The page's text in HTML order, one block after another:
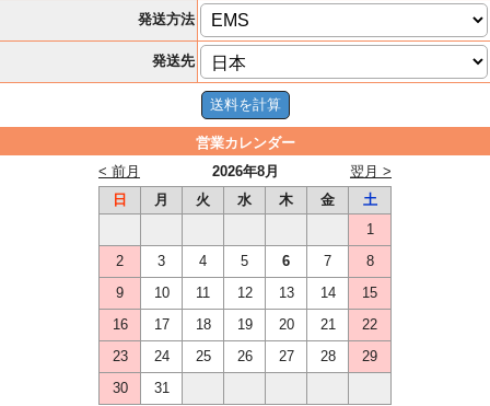
発送方法
発送先
営業カレンダー
2026年8月
< 前月
翌月 >
日
月 火 水 木 金
土
1
2
3 4 5 6 7
8
9
10 11 12 13 14
15
16
17 18 19 20 21
22
23
24 25 26 27 28
29
30
31